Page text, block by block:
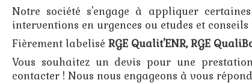
Notre société s'engage à appliquer
interventions en urgences ou etudes et conseils
Fièrement labelisé RGE Qualit'ENR, RGE
Vous souhaitez un devis pour une
contacter ! Nous nous engageons à vous